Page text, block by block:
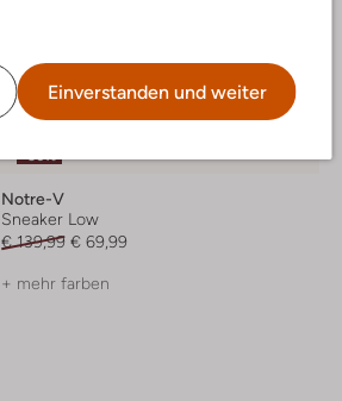
Einverstanden und weiter
-50%
Notre-V
Sneaker Low
€ 139,99 € 69,99
+ mehr farben